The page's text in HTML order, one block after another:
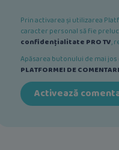
Prin activarea și utilizarea
caracter personal să fie
confidențialitate PRO TV,
Apăsarea butonului de mai
PLATFORMEI DE
Activează